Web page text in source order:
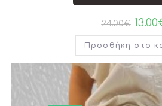
24.00€ 13.00
Προσθήκη στο